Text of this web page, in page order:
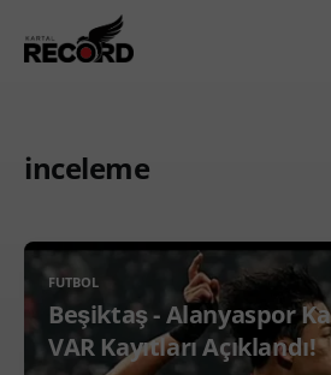
inceleme
FUTBOL
Beşiktaş - Alanyaspor
VAR Kayıtları Açıklandı!